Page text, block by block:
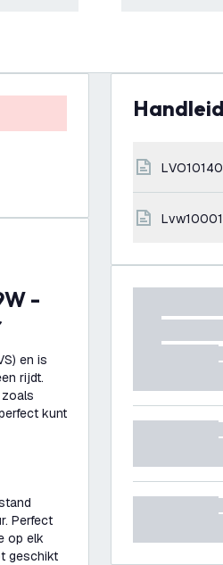
en is
rijdt.
kunt
Perfect
op elk
geschikt